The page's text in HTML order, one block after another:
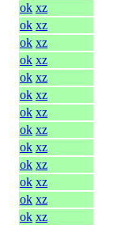
ok xz
ok xz
ok xz
ok xz
ok xz
ok xz
ok xz
ok xz
ok xz
ok xz
ok xz
ok xz
ok xz